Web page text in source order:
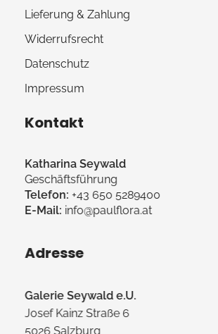
Lieferung & Zahlung
Widerrufsrecht
Datenschutz
Impressum
Kontakt
Katharina Seywald
Geschäftsführung
Telefon: +43 650 5289400
E-Mail: info@paulflora.at
Adresse
Galerie Seywald e.U.
Josef Kainz Straße 6
5026 Salzburg